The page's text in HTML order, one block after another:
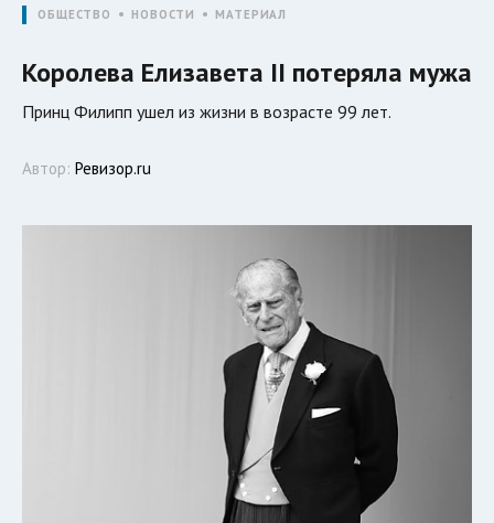
ОБЩЕСТВО НОВОСТИ МАТЕРИАЛ
Королева Елизавета II потеряла мужа
Принц Филипп ушел из жизни в возрасте 99 лет.
Автор: Ревизор.ru